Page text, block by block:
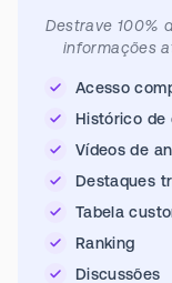
Destrave 100%
informações
Acesso
Histórico de
Vídeos de
Destaques
Tabela
Ranking
Discussões